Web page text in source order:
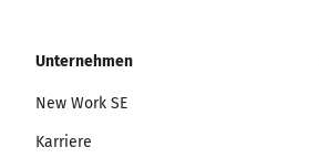
Unternehmen
New Work SE
Karriere